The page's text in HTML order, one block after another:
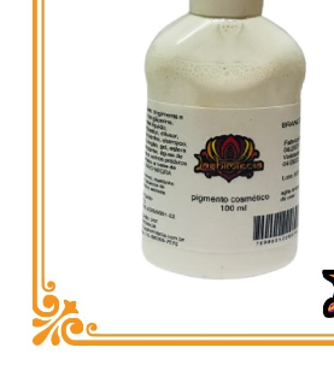
Matéria Prima
Corante, Pigmento e Óxido
Manteiga